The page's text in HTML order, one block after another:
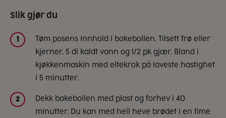
Slik gjør du
1
Tøm posens innhold i bakebollen. Tilsett frø eller
kjerner, 5 dl kaldt vann og 1/2 pk gjær. Bland i
kjøkkenmaskin med eltekrok på laveste hastighet
i 5 minutter.
2
Dekk bakebollen med plast og forhev i 40
minutter. Du kan med hell heve brødet i en time